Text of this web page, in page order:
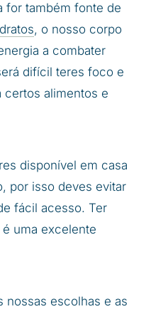
for também fonte de
, o nosso corpo
a combater
difícil teres foco e
certos alimentos e
disponível em casa
por isso deves evitar
fácil acesso. Ter
uma excelente
nossas escolhas e as